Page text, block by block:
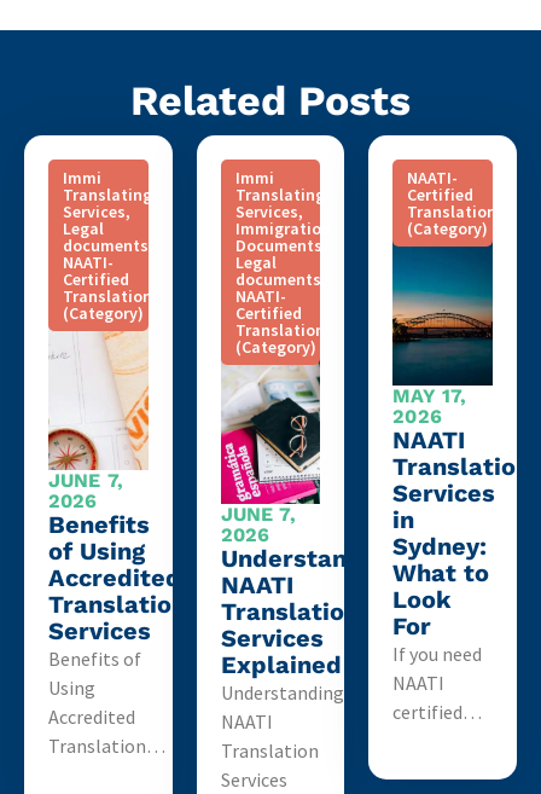
Related Posts
Immi
Translating
Services,
Legal
documents
NAATI-
Certified
Translation
(Category)
JUNE 7,
2026
Benefits
of Using
Accredited
Translation
Services
Benefits of
Using
Accredited
Translation…
Immi
Translating
Services,
Immigration
Documents
Legal
documents
NAATI-
Certified
Translation
(Category)
JUNE 7,
2026
Understanding
NAATI
Translation
Services
Explained
Understanding
NAATI
Translation
Services
NAATI-
Certified
Translation
(Category)
MAY 17,
2026
NAATI
Translation
Services
in
Sydney:
What to
Look
For
If you need
NAATI
certified…